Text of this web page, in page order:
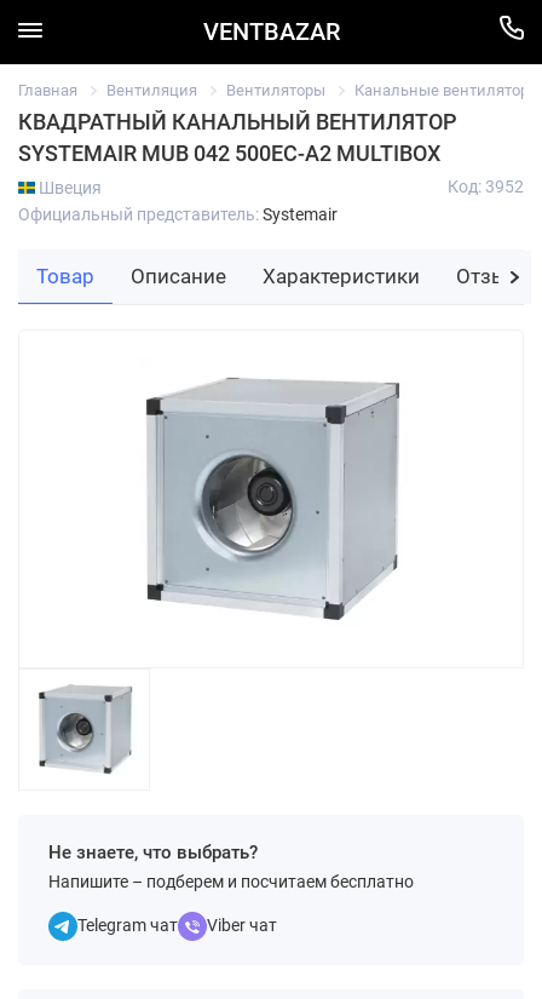
VENTBAZAR
Главная Вентиляция Вентиляторы Канальные вентиляторы
КВАДРАТНЫЙ КАНАЛЬНЫЙ ВЕНТИЛЯТОР
SYSTEMAIR MUB 042 500EC-A2 MULTIBOX
Швеция
Официальный представитель:Systemair
Код: 3952
Не знаете, что выбрать?
Напишите – подберем и посчитаем бесплатно
Telegram чат Viber чат
Товар Описание Характеристики Отзывы